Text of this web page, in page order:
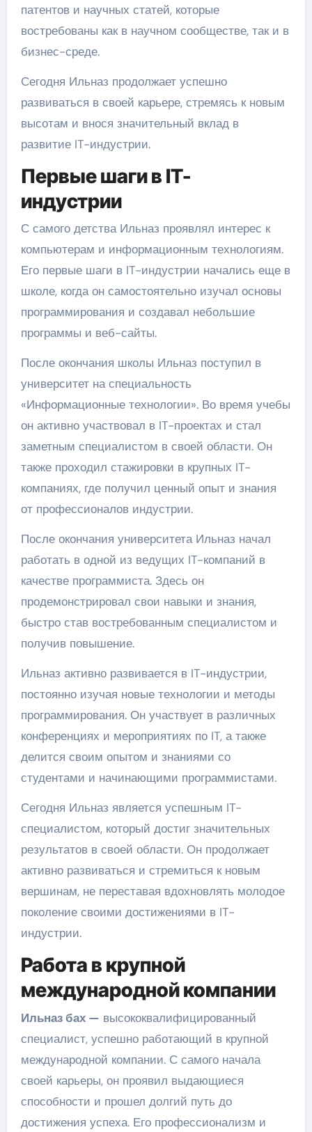
патентов и научных статей, которые
востребованы как в научном сообществе, так и в
бизнес-среде.
Сегодня Ильназ продолжает успешно
развиваться в своей карьере, стремясь к новым
высотам и внося значительный вклад в
развитие IT-индустрии.
Первые шаги в IT-
индустрии
С самого детства Ильназ проявлял интерес к
компьютерам и информационным технологиям.
Его первые шаги в IT-индустрии начались еще в
школе, когда он самостоятельно изучал основы
программирования и создавал небольшие
программы и веб-сайты.
После окончания школы Ильназ поступил в
университет на специальность
«Информационные технологии». Во время учебы
он активно участвовал в IT-проектах и стал
заметным специалистом в своей области. Он
также проходил стажировки в крупных IT-
компаниях, где получил ценный опыт и знания
от профессионалов индустрии.
После окончания университета Ильназ начал
работать в одной из ведущих IT-компаний в
качестве программиста. Здесь он
продемонстрировал свои навыки и знания,
быстро став востребованным специалистом и
получив повышение.
Ильназ активно развивается в IT-индустрии,
постоянно изучая новые технологии и методы
программирования. Он участвует в различных
конференциях и мероприятиях по IT, а также
делится своим опытом и знаниями со
студентами и начинающими программистами.
Сегодня Ильназ является успешным IT-
специалистом, который достиг значительных
результатов в своей области. Он продолжает
активно развиваться и стремиться к новым
вершинам, не переставая вдохновлять молодое
поколение своими достижениями в IT-
индустрии.
Работа в крупной
международной компании
Ильназ бах — высококвалифицированный
специалист, успешно работающий в крупной
международной компании. С самого начала
своей карьеры, он проявил выдающиеся
способности и прошел долгий путь до
достижения успеха. Его профессионализм и